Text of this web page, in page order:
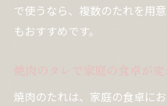
焼肉のたれを活かし
焼肉のたれ最強活用
で使うなら、複数のたれを用
もおすすめです。
焼肉のタレで家庭の食卓が
焼肉のたれは、家庭の食卓に